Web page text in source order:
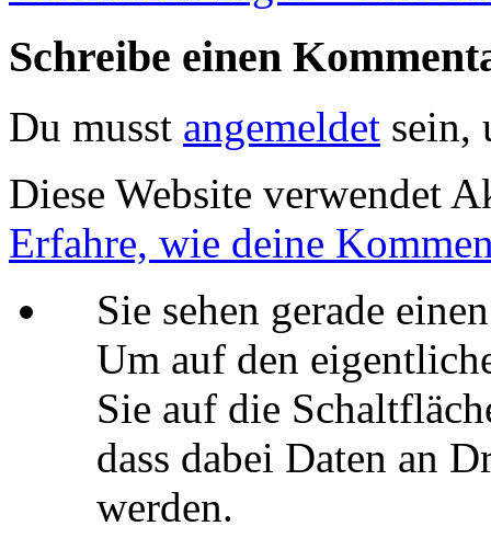
Schreibe einen
Du musst angemeldet sein,
Diese Website verwendet
Erfahre, wie deine
Sie sehen gerade
Um auf den
Sie auf die
dass dabei Daten an
werden.